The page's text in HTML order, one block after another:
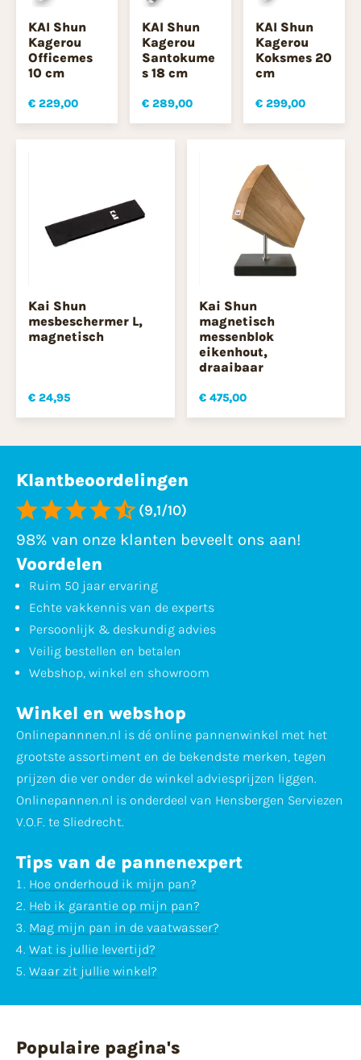
KAI Shun
Kagerou
Officemes
10 cm
€ 229,00
KAI Shun
Kagerou
Santokume
s 18 cm
€ 289,00
KAI Shun
Kagerou
Koksmes 20
cm
€ 299,00
Kai Shun
mesbeschermer L,
magnetisch
€ 24,95
Kai Shun
magnetisch
messenblok
eikenhout,
draaibaar
€ 475,00
Klantbeoordelingen
(9,1/10)
98% van onze klanten beveelt ons aan!
Voordelen
Ruim 50 jaar ervaring
Echte vakkennis van de experts
Persoonlijk & deskundig advies
Veilig bestellen en betalen
Webshop, winkel en showroom
Winkel en webshop
Onlinepannnen.nl is dé online pannenwinkel met het
grootste assortiment en de bekendste merken, tegen
prijzen die ver onder de winkel adviesprijzen liggen.
Onlinepannen.nl is onderdeel van Hensbergen Serviezen
V.O.F. te Sliedrecht.
Tips van de pannenexpert
Hoe onderhoud ik mijn pan?
Heb ik garantie op mijn pan?
Mag mijn pan in de vaatwasser?
Wat is jullie levertijd?
Waar zit jullie winkel?
Populaire pagina's